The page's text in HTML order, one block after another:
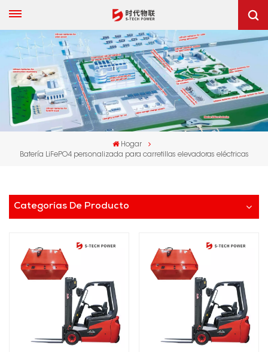
Hogar
Batería LiFePO4 personalizada para carretillas elevadoras eléctricas
Categorías De Producto